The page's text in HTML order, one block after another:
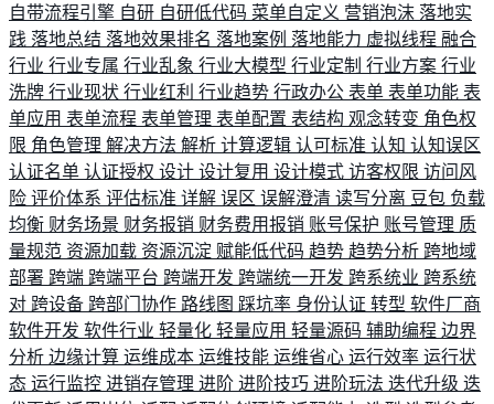
自带流程引擎 自研 自研低代码 菜单自定义 营销泡沫 落地实
践 落地总结 落地效果排名 落地案例 落地能力 虚拟线程 融合
行业 行业专属 行业乱象 行业大模型 行业定制 行业方案 行业
洗牌 行业现状 行业红利 行业趋势 行政办公 表单 表单功能 表
单应用 表单流程 表单管理 表单配置 表结构 观念转变 角色权
限 角色管理 解决方法 解析 计算逻辑 认可标准 认知 认知误区
认证名单 认证授权 设计 设计复用 设计模式 访客权限 访问风
险 评价体系 评估标准 详解 误区 误解澄清 读写分离 豆包 负载
均衡 财务场景 财务报销 财务费用报销 账号保护 账号管理 质
量规范 资源加载 资源沉淀 赋能低代码 趋势 趋势分析 跨地域
部署 跨端 跨端平台 跨端开发 跨端统一开发 跨系统业 跨系统
对 跨设备 跨部门协作 路线图 踩坑率 身份认证 转型 软件厂商
软件开发 软件行业 轻量化 轻量应用 轻量源码 辅助编程 边界
分析 边缘计算 运维成本 运维技能 运维省心 运行效率 运行状
态 运行监控 进销存管理 进阶 进阶技巧 进阶玩法 迭代升级 迭